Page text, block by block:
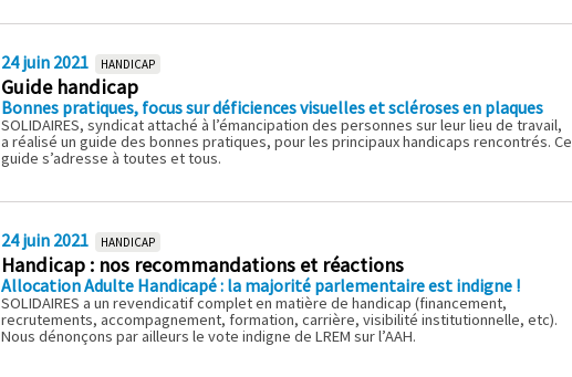
24 juin 2021 HANDICAP
Guide handicap
Bonnes pratiques, focus sur déficiences visuelles et scléroses en plaques
SOLIDAIRES, syndicat attaché à l’émancipation des personnes sur leur lieu de travail,
a réalisé un guide des bonnes pratiques, pour les principaux handicaps rencontrés. Ce
guide s’adresse à toutes et tous.
24 juin 2021 HANDICAP
Handicap : nos recommandations et réactions
Allocation Adulte Handicapé : la majorité parlementaire est indigne !
SOLIDAIRES a un revendicatif complet en matière de handicap (financement,
recrutements, accompagnement, formation, carrière, visibilité institutionnelle, etc).
Nous dénonçons par ailleurs le vote indigne de LREM sur l’AAH.